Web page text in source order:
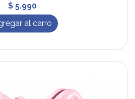
$ 5.990
al carro